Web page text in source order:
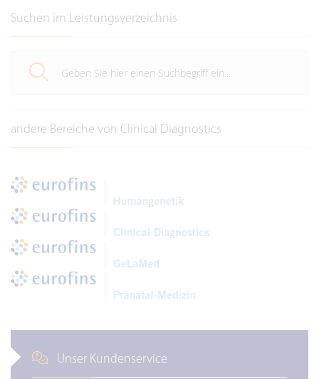
Suchen im Leistungsverzeichnis
andere Bereiche von Clinical Diagnostics
Unser Kundenservice